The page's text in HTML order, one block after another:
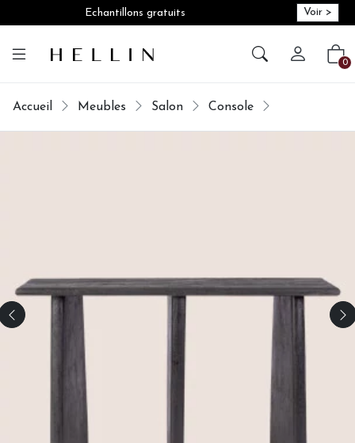
Echantillons gratuits Voir >
Créer 0
Accueil Meubles Salon Console